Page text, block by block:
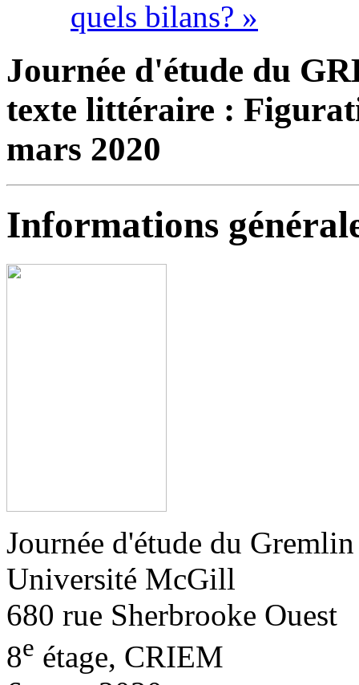
quels bilans? »
Journée d'étude du
texte littéraire :
mars 2020
Informations
Journée d'étude du Gremlin
Université McGill
680 rue Sherbrooke Ouest
8e étage, CRIEM